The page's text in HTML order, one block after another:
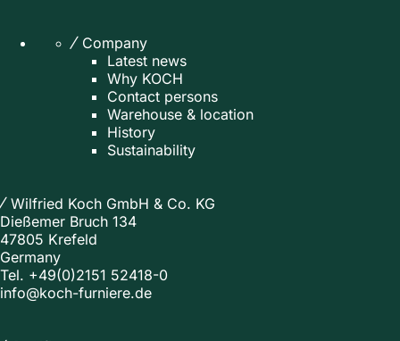
Company
Latest news
Why KOCH
Contact persons
Warehouse & location
History
Sustainability
Wilfried Koch GmbH & Co. KG
Dießemer Bruch 134
47805 Krefeld
Germany
Tel. +49(0)2151 52418-0
info@koch-furniere.de